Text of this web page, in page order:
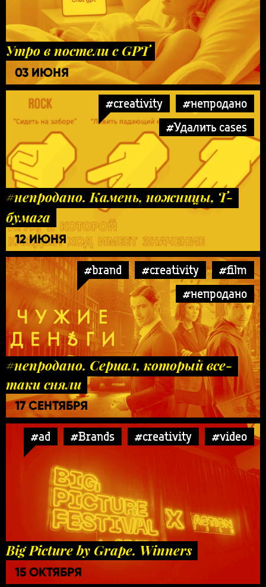
Утро в постели с GPT
03 ИЮНЯ
#creativity
#непродано
#Удалить cases
#непродано. Камень, ножницы, Т-
бумага
12 ИЮНЯ
#brand #creativity
#film
#непродано
#непродано. Сериал, который все-
таки сняли
17 СЕНТЯБРЯ
#ad #Brands #creativity #video
Big Picture by Grape. Winners
15 ОКТЯБРЯ